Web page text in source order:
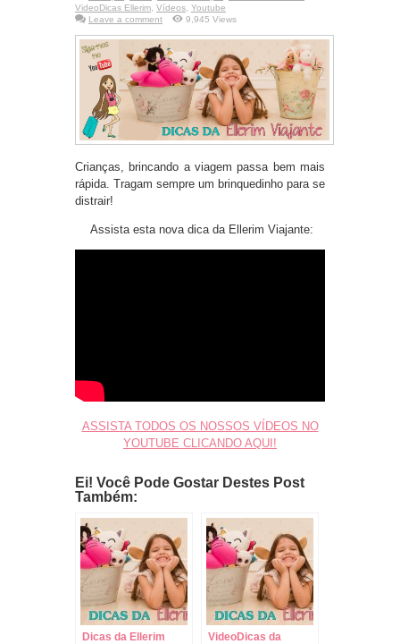
VideoDicas Ellerim Vídeos Youtube
Leave a comment
9,945 Views
Crianças, brincando a viagem passa bem mais
rápida. Tragam sempre um brinquedinho para se
distrair!
Assista esta nova dica da Ellerim Viajante:
ASSISTA TODOS OS NOSSOS VÍDEOS NO
YOUTUBE CLICANDO AQUI!
Ei! Você Pode Gostar Destes Post
Também:
Dicas da Ellerim
VideoDicas da